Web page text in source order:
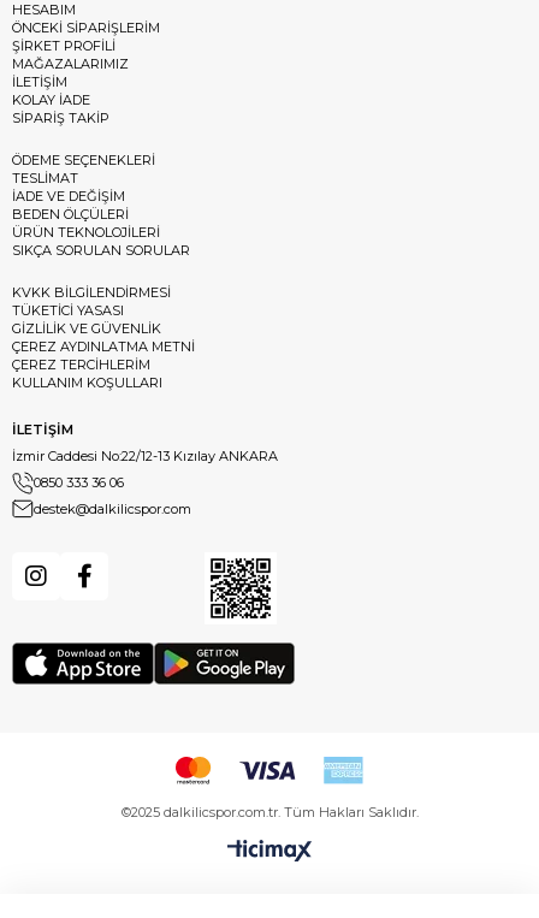
HESABIM
ÖNCEKİ SİPARİŞLERİM
ŞİRKET PROFİLİ
MAĞAZALARIMIZ
İLETİŞİM
KOLAY İADE
SİPARİŞ TAKİP
ÖDEME SEÇENEKLERİ
TESLİMAT
İADE VE DEĞİŞİM
BEDEN ÖLÇÜLERİ
ÜRÜN TEKNOLOJİLERİ
SIKÇA SORULAN SORULAR
KVKK BİLGİLENDİRMESİ
TÜKETİCİ YASASI
GİZLİLİK VE GÜVENLİK
ÇEREZ AYDINLATMA METNİ
ÇEREZ TERCİHLERİM
KULLANIM KOŞULLARI
İLETİŞİM
İzmir Caddesi No:22/12-13 Kızılay ANKARA
0850 333 36 06
destek@dalkilicspor.com
©2025 dalkilicspor.com.tr. Tüm Hakları Saklıdır.